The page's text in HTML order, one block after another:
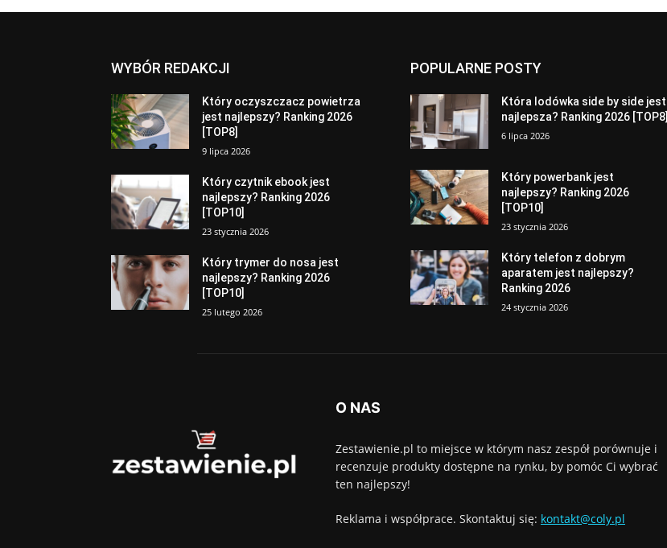
WYBÓR REDAKCJI
Który oczyszczacz powietrza
jest najlepszy? Ranking 2026
[TOP8]
9 lipca 2026
Który czytnik ebook jest
najlepszy? Ranking 2026
[TOP10]
23 stycznia 2026
Który trymer do nosa jest
najlepszy? Ranking 2026
[TOP10]
25 lutego 2026
POPULARNE POSTY
Która lodówka side by side jest
najlepsza? Ranking 2026 [TOP8]
6 lipca 2026
Który powerbank jest
najlepszy? Ranking 2026
[TOP10]
23 stycznia 2026
Który telefon z dobrym
aparatem jest najlepszy?
Ranking 2026
24 stycznia 2026
O NAS
Zestawienie.pl to miejsce w którym nasz zespół porównuje i
recenzuje produkty dostępne na rynku, by pomóc Ci wybrać
ten najlepszy!
Reklama i współprace. Skontaktuj się: kontakt@coly.pl